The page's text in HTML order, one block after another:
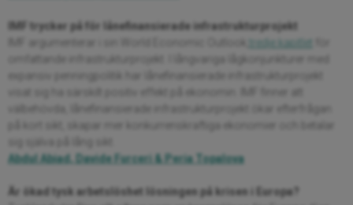
IMF trycker på för lånefinansierade infrastrukturprojekt
tredje kapitlet
Abdul Abiad, Davide Furceri & Peria Topalova
Är ökad tysk arbetslöshet lösningen på krisen i Europa?